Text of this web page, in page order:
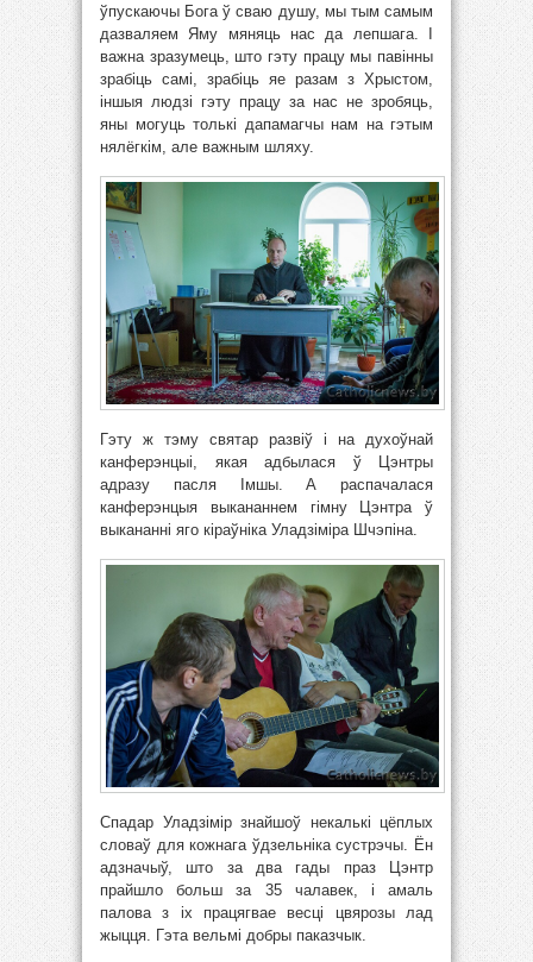
ўпускаючы Бога ў сваю душу, мы тым самым
дазваляем Яму мяняць нас да лепшага. І
важна зразумець, што гэту працу мы павінны
зрабіць самі, зрабіць яе разам з Хрыстом,
іншыя людзі гэту працу за нас не зробяць,
яны могуць толькі дапамагчы нам на гэтым
нялёгкім, але важным шляху.
Гэту ж тэму святар развіў і на духоўнай
канферэнцыі, якая адбылася ў Цэнтры
адразу пасля Імшы. А распачалася
канферэнцыя выкананнем гімну Цэнтра ў
выкананні яго кіраўніка Уладзіміра Шчэпіна.
Спадар Уладзімір знайшоў некалькі цёплых
словаў для кожнага ўдзельніка сустрэчы. Ён
адзначыў, што за два гады праз Цэнтр
прайшло больш за 35 чалавек, і амаль
палова з іх працягвае весці цвярозы лад
жыцця. Гэта вельмі добры паказчык.